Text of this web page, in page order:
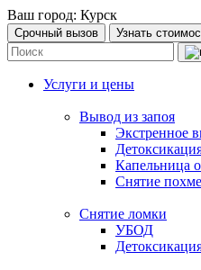
Ваш город: Курск
Срочный вызов Узнать
Услуги и цены
Вывод из запоя
Экстренное
Капельница
Снятие
Снятие ломки
УБОД